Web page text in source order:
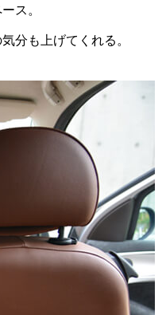
ス。
分も上げてくれる。